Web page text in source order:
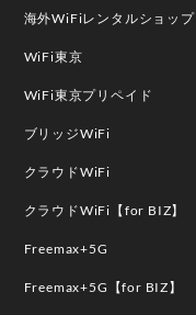
海外WiFiレンタルショップ
WiFi東京
WiFi東京プリペイド
ブリッジWiFi
クラウドWiFi
クラウドWiFi【for BIZ】
Freemax+5G
Freemax+5G【for BIZ】